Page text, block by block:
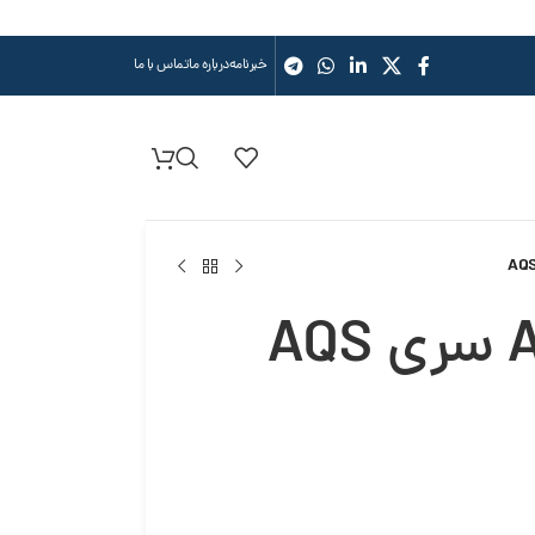
خبرنامهدرباره ماتماس با ما